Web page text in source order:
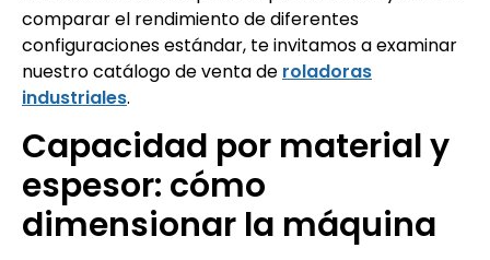
comparar el rendimiento de diferentes
configuraciones estándar, te invitamos a examinar
nuestro catálogo de venta de roladoras
industriales.
Capacidad por material y
espesor: cómo
dimensionar la máquina